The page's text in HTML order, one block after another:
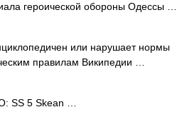
героической обороны Одессы …
или нарушает нормы
правилам Википедии …
SS 5 Skean …